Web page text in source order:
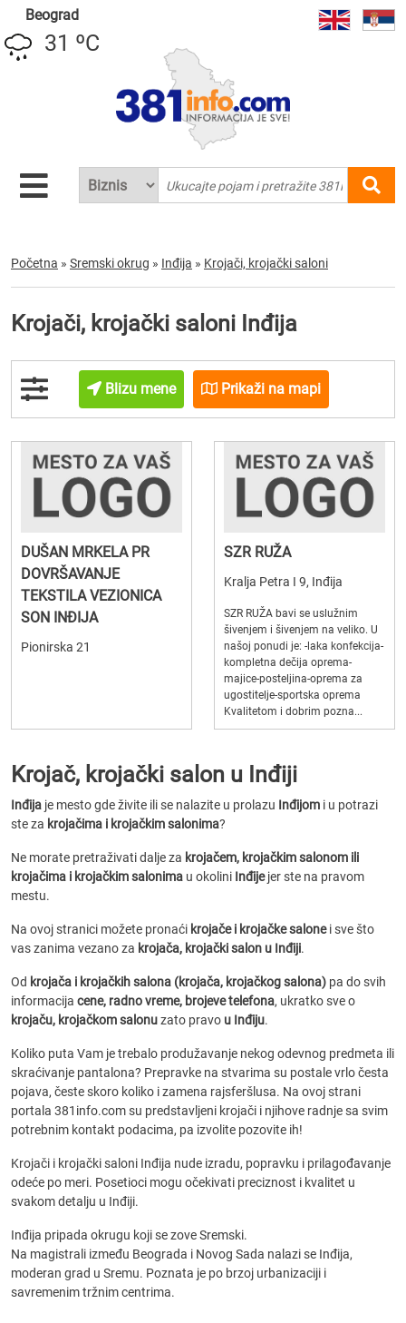
Beograd
31 ºC
Početna » Sremski okrug » Inđija » Krojači, krojački saloni
Krojači, krojački saloni Inđija
Blizu mene Prikaži na mapi
DUŠAN MRKELA PR
DOVRŠAVANJE
TEKSTILA VEZIONICA
SON INĐIJA
Pionirska 21
SZR RUŽA
Kralja Petra I 9, Inđija
SZR RUŽA bavi se uslužnim
šivenjem i šivenjem na veliko. U
našoj ponudi je: -laka konfekcija-
kompletna dečija oprema-
majice-posteljina-oprema za
ugostitelje-sportska oprema
Kvalitetom i dobrim pozna...
Krojač, krojački salon u Inđiji
Inđija je mesto gde živite ili se nalazite u prolazu Inđijom i u potrazi
ste za krojačima i krojačkim salonima?
Ne morate pretraživati dalje za krojačem, krojačkim salonom ili
krojačima i krojačkim salonima u okolini Inđijejer ste na pravom
mestu.
Na ovoj stranici možete pronaći krojače i krojačke salonei sve što
vas zanima vezano za krojača, krojački salon u Inđiji.
Od krojača i krojačkih salona (krojača, krojačkog salona) pa do svih
informacija cene, radno vreme, brojeve telefona, ukratko sve o
krojaču, krojačkom salonuzato pravo u Inđiju.
Koliko puta Vam je trebalo produžavanje nekog odevnog predmeta ili
skraćivanje pantalona? Prepravke na stvarima su postale vrlo česta
pojava, česte skoro koliko i zamena rajsferšlusa. Na ovoj strani
portala 381info.com su predstavljeni krojači i njihove radnje sa svim
potrebnim kontakt podacima, pa izvolite pozovite ih!
Krojači i krojački saloni Inđija nude izradu, popravku i prilagođavanje
odeće po meri. Posetioci mogu očekivati preciznost i kvalitet u
svakom detalju u Inđiji.
Inđija pripada okrugu koji se zove Sremski.
Na magistrali između Beograda i Novog Sada nalazi se Inđija,
moderan grad u Sremu. Poznata je po brzoj urbanizaciji i
savremenim tržnim centrima.